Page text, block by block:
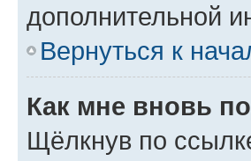
дополнительной
Вернуться к
Как мне вновь
Щёлкнув по